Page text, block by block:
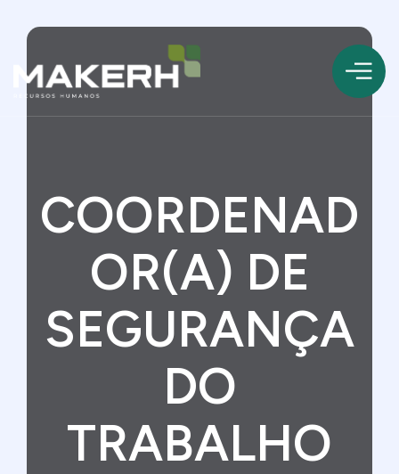
COORDENAD
OR(A) DE
SEGURANÇA
DO
TRABALHO